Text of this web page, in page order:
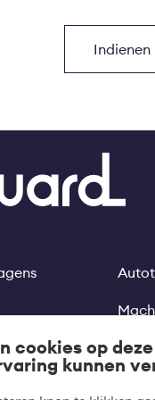
cookies op
kunnen